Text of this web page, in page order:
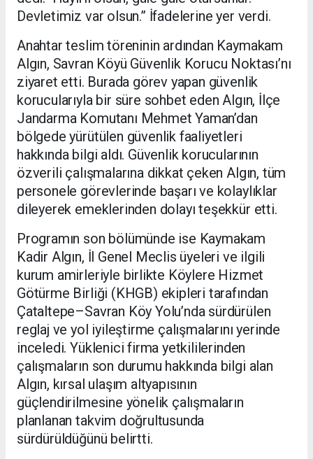
Devletimiz var olsun.” İfadelerine yer verdi.
Anahtar teslim töreninin ardından Kaymakam
Algın, Savran Köyü Güvenlik Korucu Noktası’nı
ziyaret etti. Burada görev yapan güvenlik
korucularıyla bir süre sohbet eden Algın, İlçe
Jandarma Komutanı Mehmet Yaman’dan
bölgede yürütülen güvenlik faaliyetleri
hakkında bilgi aldı. Güvenlik korucularının
özverili çalışmalarına dikkat çeken Algın, tüm
personele görevlerinde başarı ve kolaylıklar
dileyerek emeklerinden dolayı teşekkür etti.
Programın son bölümünde ise Kaymakam
Kadir Algın, İl Genel Meclis üyeleri ve ilgili
kurum amirleriyle birlikte Köylere Hizmet
Götürme Birliği (KHGB) ekipleri tarafından
Çataltepe–Savran Köy Yolu’nda sürdürülen
reglaj ve yol iyileştirme çalışmalarını yerinde
inceledi. Yüklenici firma yetkililerinden
çalışmaların son durumu hakkında bilgi alan
Algın, kırsal ulaşım altyapısının
güçlendirilmesine yönelik çalışmaların
planlanan takvim doğrultusunda
sürdürüldüğünü belirtti.